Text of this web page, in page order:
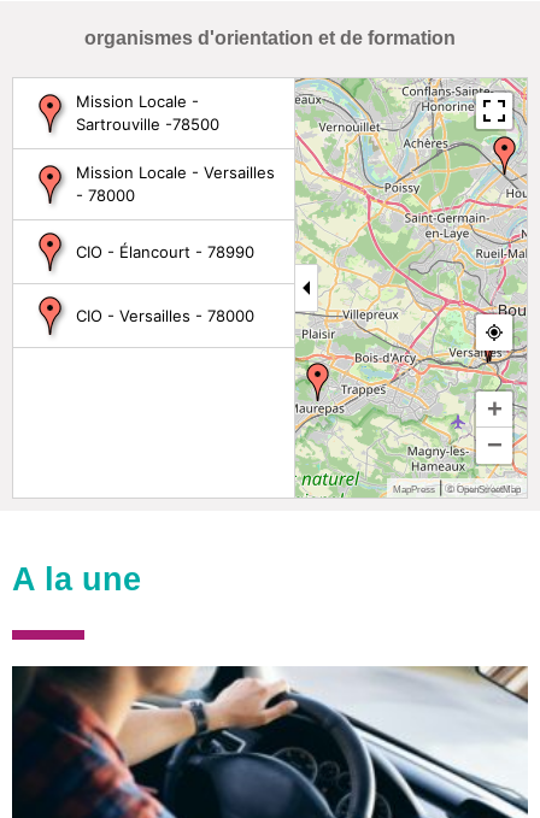
organismes d'orientation et de formation
Mission Locale -
Sartrouville -78500
Mission Locale - Versailles
- 78000
CIO - Élancourt - 78990
CIO - Versailles - 78000
+
−
MapPress|© OpenStreetMap
A la une